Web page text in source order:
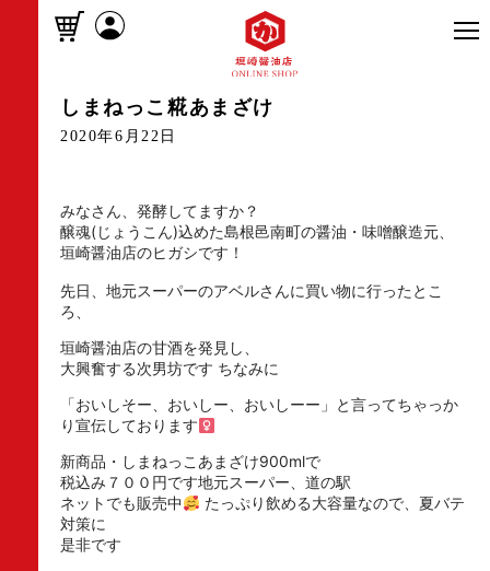
しまねっこ糀あまざけ
2020年6月22日
みなさん、発酵してますか？
醸魂(じょうこん)込めた島根邑南町の醤油・味噌醸造元、
垣崎醤油店のヒガシです！
先日、地元スーパーのアベルさんに買い物に行ったとこ
ろ、
垣崎醤油店の甘酒を発見し、
大興奮する次男坊です ちなみに
「おいしそー、おいしー、おいしーー」 と言ってちゃっか
り宣伝しております‍
新商品・しまねっこあまざけ900mlで
税込み７００円です地元スーパー、道の駅
ネットでも販売中
たっぷり飲める大容量なので、夏バテ
対策に
是非です